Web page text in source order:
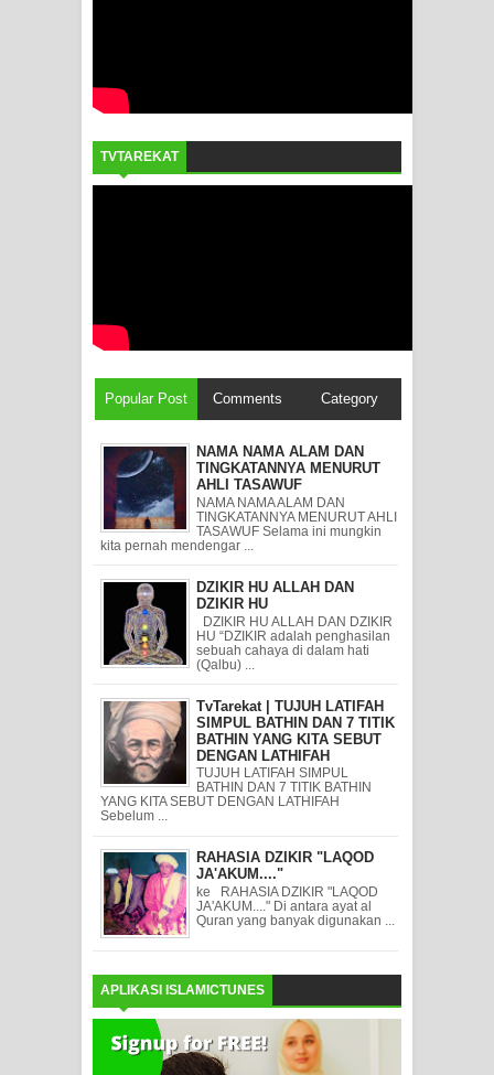
TVTAREKAT
Popular Post Comments Category
NAMA NAMA ALAM DAN
TINGKATANNYA MENURUT
AHLI TASAWUF
NAMA NAMA ALAM DAN
TINGKATANNYA MENURUT AHLI
TASAWUF Selama ini mungkin
kita pernah mendengar ...
DZIKIR HU ALLAH DAN
DZIKIR HU
DZIKIR HU ALLAH DAN DZIKIR
HU “DZIKIR adalah penghasilan
sebuah cahaya di dalam hati
(Qalbu) ...
TvTarekat | TUJUH LATIFAH
SIMPUL BATHIN DAN 7 TITIK
BATHIN YANG KITA SEBUT
DENGAN LATHIFAH
TUJUH LATIFAH SIMPUL
BATHIN DAN 7 TITIK BATHIN
YANG KITA SEBUT DENGAN LATHIFAH
Sebelum ...
RAHASIA DZIKIR "LAQOD
JA'AKUM...."
ke RAHASIA DZIKIR "LAQOD
JA'AKUM...." Di antara ayat al
Quran yang banyak digunakan ...
APLIKASI ISLAMICTUNES